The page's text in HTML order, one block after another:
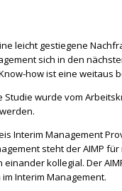
leicht gestiegene
sich in den
how ist eine weitaus
Studie wurde vom
Interim Management
steht der AIMP
kollegial. Der
Interim Management.